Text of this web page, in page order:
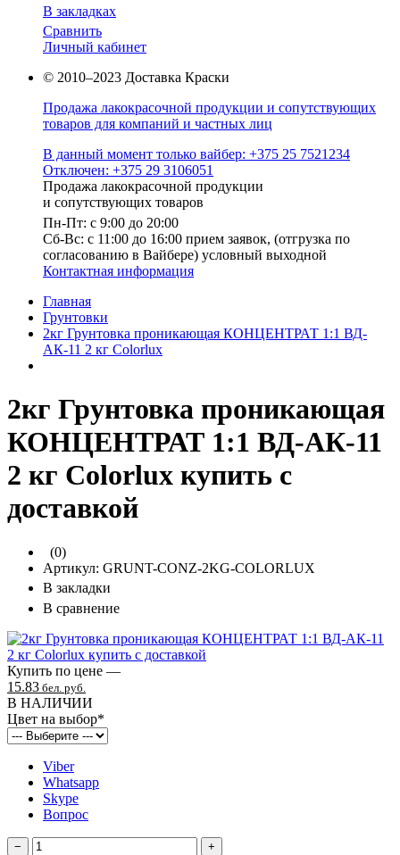
В закладках
Сравнить
Личный кабинет
© 2010–2023 Доставка Краски
Продажа лакокрасочной продукции и сопутствующих
товаров для компаний и частных лиц
В данный момент только вайбер: +375 25 7521234
Отключен: +375 29 3106051
Продажа лакокрасочной продукции
и сопутствующих товаров
Пн-Пт: с 9:00 до 20:00
Cб-Вс: с 11:00 до 16:00 прием заявок, (отгрузка по
согласованию в Вайбере) условный выходной
Контактная информация
Главная
Грунтовки
2кг Грунтовка проникающая КОНЦЕНТРАТ 1:1 ВД-
АК-11 2 кг Colorlux
2кг Грунтовка проникающая
КОНЦЕНТРАТ 1:1 ВД-АК-11
2 кг Colorlux купить с
доставкой
(0)
Артикул: GRUNT-CONZ-2KG-COLORLUX
В закладки
В сравнение
Купить по цене —
15.83 бел. руб.
В НАЛИЧИИ
Цвет на выбор*
Viber
Whatsapp
Skype
Вопрос
− +